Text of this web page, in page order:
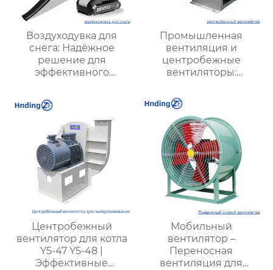
Воздуходувка для
снега: Надёжное
решение для
эффективного
любых условиях
Промышленная
вентиляция и
центробежные
вентиляторы:
решения для
оптимизации
производственных
процессов
Центробежный
вентилятор для котла
Y5-47 Y5-48 |
Эффективные
Мобильный
вентилятор –
Переносная
вентиляция для